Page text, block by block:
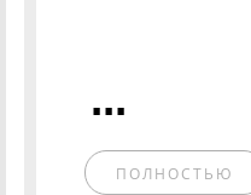
...
ПОЛНОСТЬЮ